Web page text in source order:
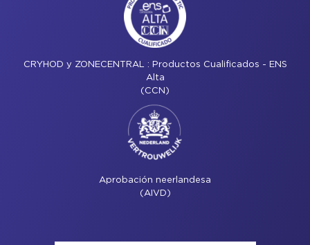
CRYHOD y ZONECENTRAL : Productos Cualificados - ENS
Alta
(CCN)
Aprobación neerlandesa
(AIVD)